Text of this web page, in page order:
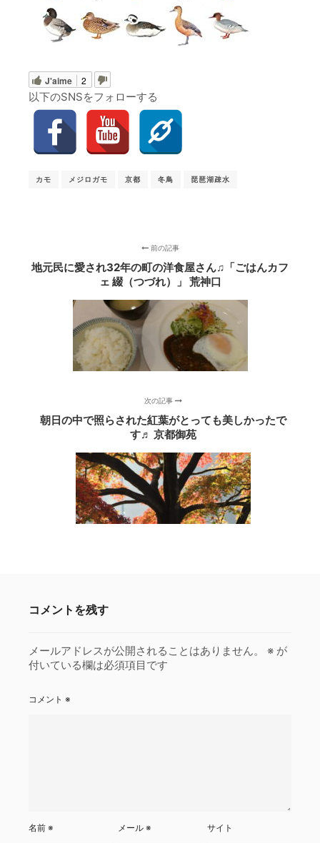
J'aime 2
以下のSNSをフォローする
カモ メジロガモ 京都 冬鳥 琵琶湖疎水
前の記事
地元民に愛され32年の町の洋食屋さん♫「ごはんカフ
ェ 綴（つづれ）」 荒神口
次の記事
朝日の中で照らされた紅葉がとっても美しかったで
す♬ 京都御苑
コメントを残す
メールアドレスが公開されることはありません。 ※ が
付いている欄は必須項目です
コメント ※
名前 ※ メール※ サイト